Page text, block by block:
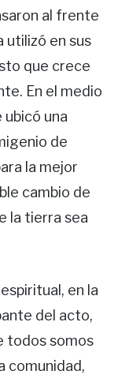
al frente
utilizó en sus
que crece
En el medio
ubicó una
de
la mejor
cambio de
la tierra sea
en la
del acto,
todos somos
comunidad,